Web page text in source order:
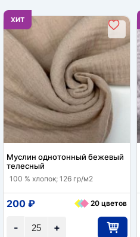
ХИТ
Муслин однотонный бежевый
телесный
100 % хлопок; 126 гр/м2
+
-
200 ₽ 20 цветов